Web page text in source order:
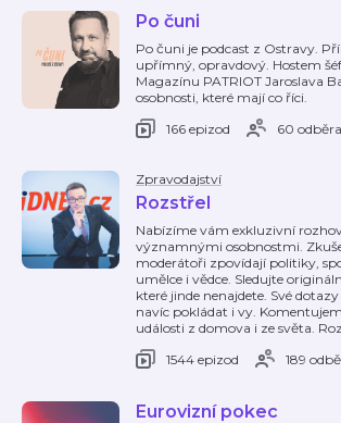
Po čuni
Po čuni je podcast z Ostravy.
upřímný, opravdový. Hostem
Magazínu PATRIOT Jaroslava
osobnosti, které mají co říci.
166 epizod
60
Zpravodajství
Rozstřel
Nabízíme vám exkluzivní
významnými osobnostmi.
moderátoři zpovídají politiky,
umělce i vědce. Sledujte
které jinde nenajdete. Své
navíc pokládat i vy.
události z domova i ze světa.
1544 epizod
189
Eurovizní pokec